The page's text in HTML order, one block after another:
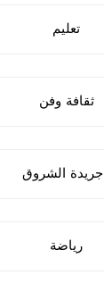
تعليم
ثقافة وفن
جريدة الشروق
رياضة